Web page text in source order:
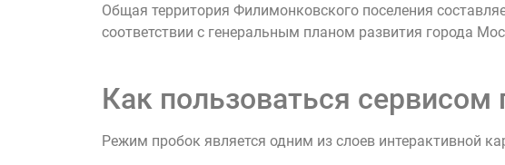
Общая территория Филимонковского поселения
соответствии с генеральным планом развития города
Как пользоваться
Режим пробок является одним из слоев интерактивной